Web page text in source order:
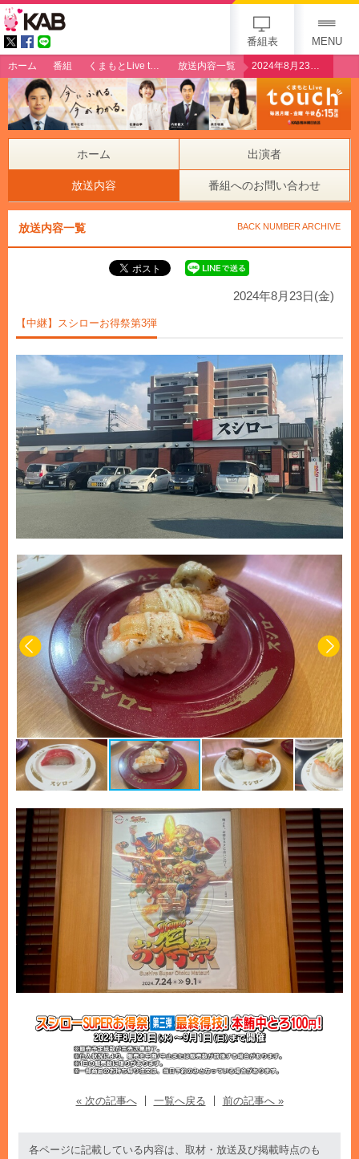
番組表 MENU
ホーム 番組 くまもとLive touch 放送内容一覧 2024年8月23日（金）【中継】スシローお得祭第3弾
ホーム 出演者
放送内容 番組へのお問い合わせ
放送内容一覧 BACK NUMBER ARCHIVE
2024年8月23日(金)
【中継】スシローお得祭第3弾
« 次の記事へ 一覧へ戻る 前の記事へ »
各ページに記載している内容は、取材・放送及び掲載時点のも